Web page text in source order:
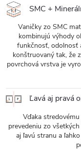
SMC +
Vaničky zo SMC
kombinujú výhody
funkčnosť, odolnosť
konštruovaný tak, že
povrchová vrstva je
Ľavá aj pravá
Vďaka
prevedeniu zo
aj ľavú stranu a